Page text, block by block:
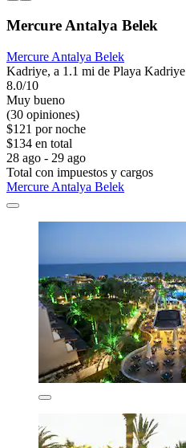
Mercure Antalya Belek
Mercure Antalya Belek
Kadriye, a 1.1 mi de Playa Kadriye
8.0/10
Muy bueno
(30 opiniones)
$121 por noche
$134 en total
28 ago - 29 ago
Total con impuestos y cargos
Mercure Antalya Belek